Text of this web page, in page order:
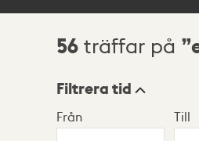
Sökresultat
56 träffar på
Visningsläge
Filtrera tid
Från Till